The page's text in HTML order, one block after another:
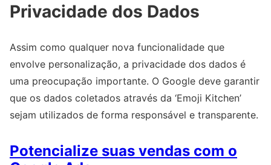
Privacidade dos Dados
Assim como qualquer nova funcionalidade que
envolve personalização, a privacidade dos dados é
uma preocupação importante. O Google deve garantir
que os dados coletados através da ‘Emoji Kitchen’
sejam utilizados de forma responsável e transparente.
Potencialize suas vendas com o